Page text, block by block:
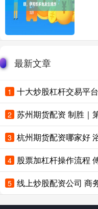
最新文章
1
2 苏州期货配资 制胜｜
3
4 股票加杠杆操作流程
5